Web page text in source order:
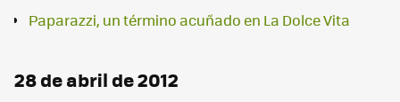
Paparazzi, un término acuñado en La Dolce Vita
28 de abril de 2012